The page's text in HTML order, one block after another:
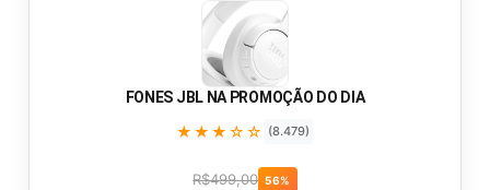
FONES JBL NA PROMOÇÃO DO DIA
★★★☆☆ (8.479)
R$499,00 56%